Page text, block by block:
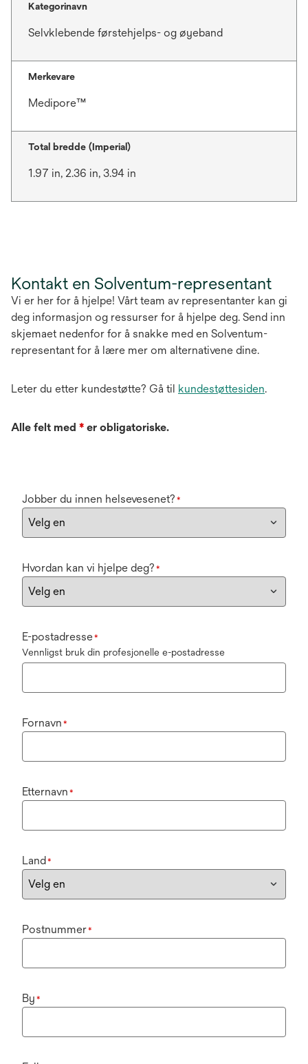
Kategorinavn
Selvklebende førstehjelps- og øyeband
Merkevare
Medipore™
Total bredde (Imperial)
1.97 in, 2.36 in, 3.94 in
Kontakt en Solventum-representant
Vi er her for å hjelpe! Vårt team av representanter kan gi
deg informasjon og ressurser for å hjelpe deg. Send inn
skjemaet nedenfor for å snakke med en Solventum-
representant for å lære mer om alternativene dine.
Leter du etter kundestøtte? Gå til kundestøttesiden.
Alle felt med * er obligatoriske.
Jobber du innen helsevesenet? *
Hvordan kan vi hjelpe deg? *
E-postadresse*
Vennligst bruk din profesjonelle e-postadresse
Fornavn *
Etternavn *
Land*
Postnummer*
By *